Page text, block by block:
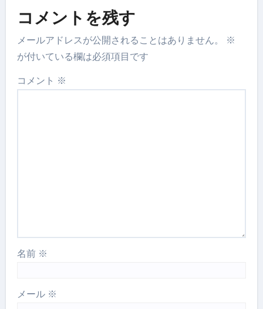
コメントを残す
メールアドレスが公開されることはありません。
※
が付いている欄は必須項目です
コメント ※
名前 ※
メール ※